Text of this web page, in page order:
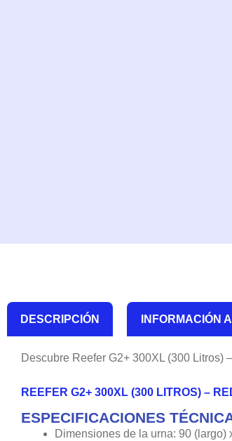
DESCRIPCIÓN INFORMACIÓN
Descubre Reefer G2+ 300XL (300 Litros)
REEFER G2+ 300XL (300 LITROS) –
ESPECIFICACIONES
Dimensiones de la urna: 90 (largo)